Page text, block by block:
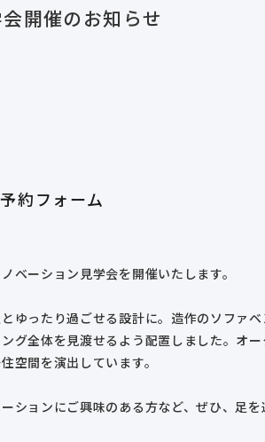
開催のお知らせ
約フォーム
ベーション見学会を開催いたします。
ゆったり過ごせる設計に。造作のソファベ
グ全体を見渡せるよう配置しました。オー
空間を演出しています。
ションにご興味のある方など、ぜひ、足を